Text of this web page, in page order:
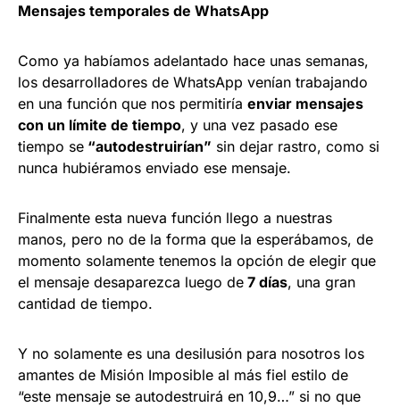
Mensajes temporales de WhatsApp
Como ya habíamos adelantado hace unas semanas,
los desarrolladores de WhatsApp venían trabajando
en una función que nos permitiría enviar mensajes
con un límite de tiempo, y una vez pasado ese
tiempo se “autodestruirían” sin dejar rastro, como si
nunca hubiéramos enviado ese mensaje.
Finalmente esta nueva función llego a nuestras
manos, pero no de la forma que la esperábamos, de
momento solamente tenemos la opción de elegir que
el mensaje desaparezca luego de 7 días, una gran
cantidad de tiempo.
Y no solamente es una desilusión para nosotros los
amantes de Misión Imposible al más fiel estilo de
“este mensaje se autodestruirá en 10,9…” si no que